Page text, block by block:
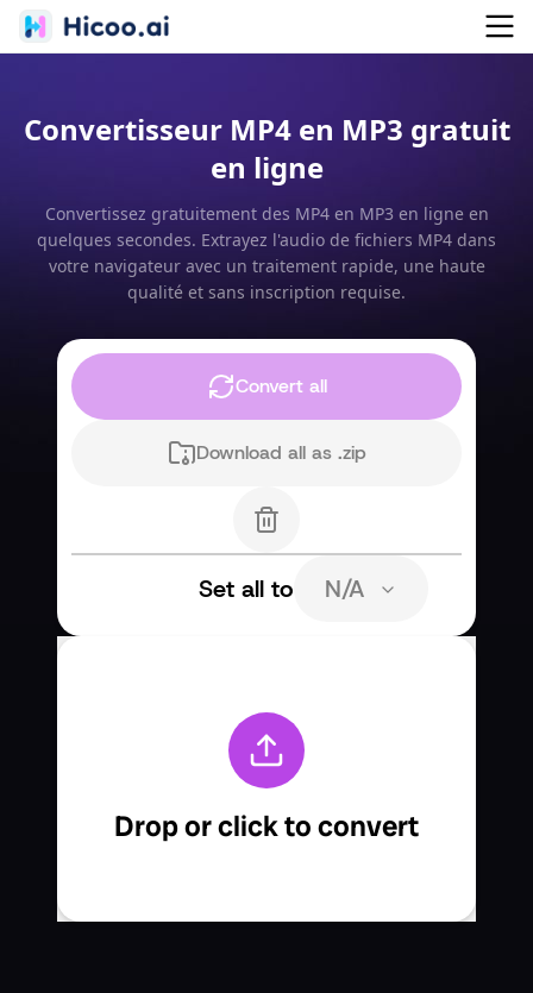
Convertisseur MP4 en MP3 gratuit
en ligne
Convertissez gratuitement des MP4 en MP3 en ligne en
quelques secondes. Extrayez l'audio de fichiers MP4 dans
votre navigateur avec un traitement rapide, une haute
qualité et sans inscription requise.